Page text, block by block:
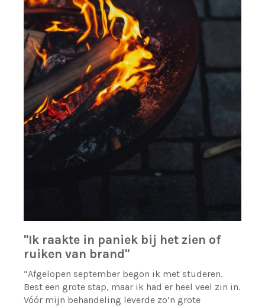
"Ik raakte in paniek bij het zien of
ruiken van brand"
“Afgelopen september begon ik met studeren.
Best een grote stap, maar ik had er heel veel zin in.
Vóór mijn behandeling leverde zo’n grote